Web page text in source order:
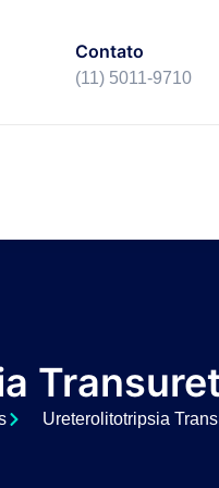
Contato
(11) 5011-9710
Ureterolitotripsia